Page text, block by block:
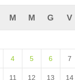
M M G V
4 5 6 7
11 12 13 14